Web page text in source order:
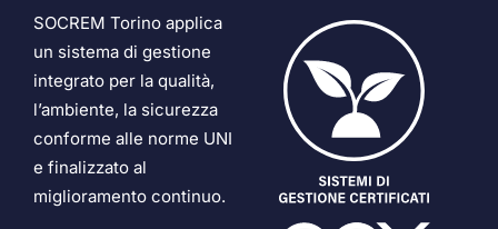
SOCREM Torino applica
un sistema di gestione
integrato per la qualità,
l’ambiente, la sicurezza
conforme alle norme UNI
e finalizzato al
miglioramento continuo.